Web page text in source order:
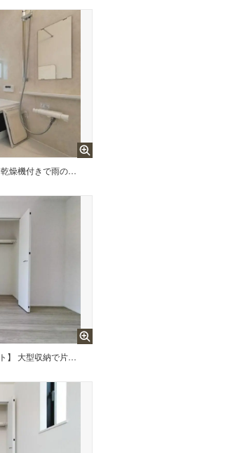
【ユニットバス】 浴室暖房乾燥機付きで雨の日が多い梅雨の時期も安心です。また、冬のヒートショック対策としても活躍します。
【ウォークインクローゼット】 大型収納で片付け安心、生活にゆとりができ、お部屋もスッキリします。